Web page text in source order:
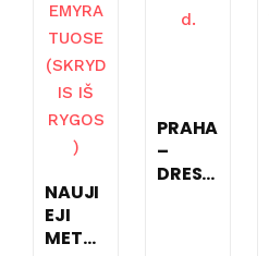
NAUJI
EJI
METAI
PRAHA
–
DRESD